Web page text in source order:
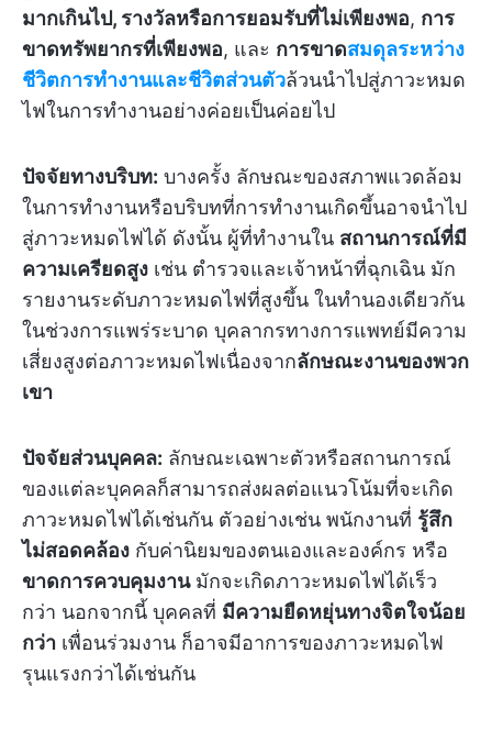
มากเกินไป, รางวัลหรือการยอมรับที่ไม่เพียงพอ, การ
ขาดทรัพยากรที่เพียงพอ, และ การขาดสมดุลระหว่าง
ชีวิตการทำงานและชีวิตส่วนตัวล้วนนำไปสู่ภาวะหมด
ไฟในการทำงานอย่างค่อยเป็นค่อยไป
ปัจจัยทางบริบท: บางครั้ง ลักษณะของสภาพแวดล้อม
ในการทำงานหรือบริบทที่การทำงานเกิดขึ้นอาจนำไป
สู่ภาวะหมดไฟได้ ดังนั้น ผู้ที่ทำงานใน สถานการณ์ที่มี
ความเครียดสูง เช่น ตำรวจและเจ้าหน้าที่ฉุกเฉิน มัก
รายงานระดับภาวะหมดไฟที่สูงขึ้น ในทำนองเดียวกัน
ในช่วงการแพร่ระบาด บุคลากรทางการแพทย์มีความ
เสี่ยงสูงต่อภาวะหมดไฟเนื่องจากลักษณะงานของพวก
เขา
ปัจจัยส่วนบุคคล: ลักษณะเฉพาะตัวหรือสถานการณ์
ของแต่ละบุคคลก็สามารถส่งผลต่อแนวโน้มที่จะเกิด
ภาวะหมดไฟได้เช่นกัน ตัวอย่างเช่น พนักงานที่ รู้สึก
ไม่สอดคล้อง กับค่านิยมของตนเองและองค์กร หรือ
ขาดการควบคุมงานมักจะเกิดภาวะหมดไฟได้เร็ว
กว่า นอกจากนี้ บุคคลที่ มีความยืดหยุ่นทางจิตใจน้อย
กว่า เพื่อนร่วมงาน ก็อาจมีอาการของภาวะหมดไฟ
รุนแรงกว่าได้เช่นกัน